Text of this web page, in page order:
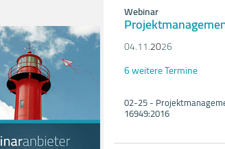
Webinar
04.11.2026
6 weitere Termine
02-25 -
16949:2016